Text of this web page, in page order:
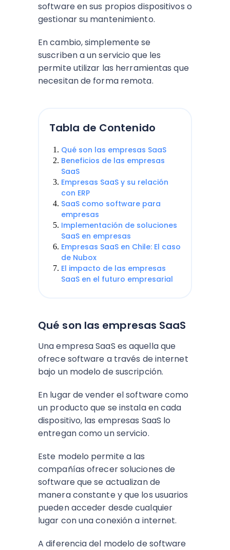
software en sus propios dispositivos o
gestionar su mantenimiento.
En cambio, simplemente se
suscriben a un servicio que les
permite utilizar las herramientas que
necesitan de forma remota.
Tabla de Contenido
Qué son las empresas SaaS
Beneficios de las empresas
SaaS
Empresas SaaS y su relación
con ERP
SaaS como software para
empresas
Implementación de soluciones
SaaS en empresas
Empresas SaaS en Chile: El caso
de Nubox
El impacto de las empresas
SaaS en el futuro empresarial
Qué son las empresas SaaS
Una empresa SaaS es aquella que
ofrece software a través de internet
bajo un modelo de suscripción.
En lugar de vender el software como
un producto que se instala en cada
dispositivo, las empresas SaaS lo
entregan como un servicio.
Este modelo permite a las
compañías ofrecer soluciones de
software que se actualizan de
manera constante y que los usuarios
pueden acceder desde cualquier
lugar con una conexión a internet.
A diferencia del modelo de software